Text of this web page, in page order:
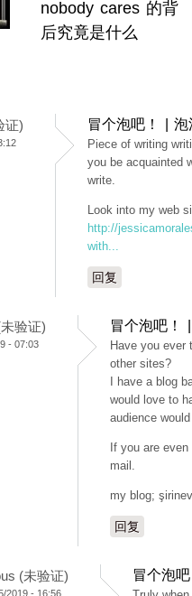
nobody cares 的背
后究竟是什么
证) 冒个泡吧！ | 泡
Piece of writing
you be acquainted
write.
Look into my web
http://
with...
回复
验证)
- 07:03
冒个泡吧！
Have you ever
other sites?
I have a blog
would love to
audience
If you are
mail.
my blog;
回复
(未验证)
2019 - 16:56
冒个泡